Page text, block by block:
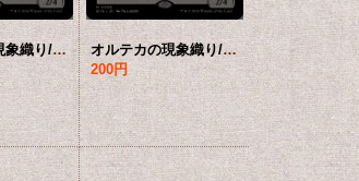
オルテカの現象織り/Oltec Matterweaver (拡張アート版) 【英語版】 [BIG-白MR]
オルテカの現象織り/Oltec Matterweaver (拡張アート版) 【日本語版】 [BIG-白MR]
200円